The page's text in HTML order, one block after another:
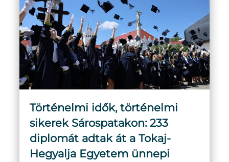
Történelmi idők, történelmi
sikerek Sárospatakon: 233
diplomát adtak át a Tokaj-
Hegyalja Egyetem ünnepi